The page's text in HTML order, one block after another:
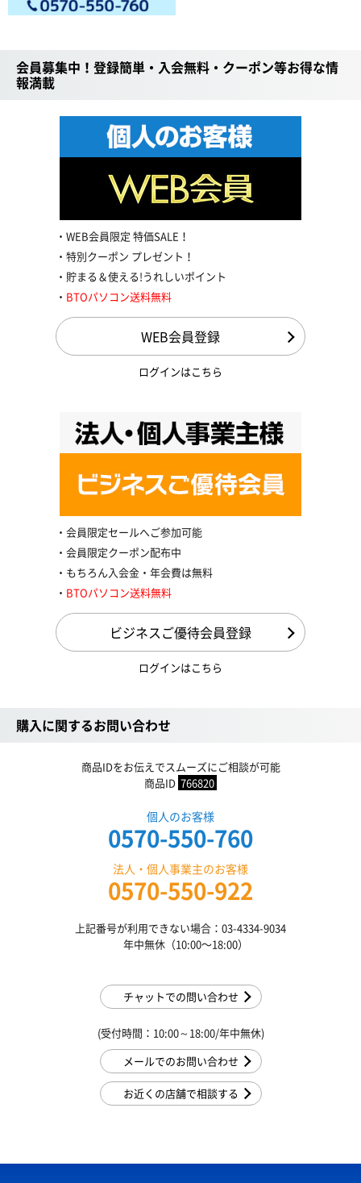
会員募集中！登録簡単・入会無料・クーポン等お得な情
報満載
WEB会員限定 特価SALE！
特別クーポン プレゼント！
貯まる＆使える!うれしいポイント
BTOパソコン送料無料
WEB会員登録
ログインはこちら
会員限定セールへご参加可能
会員限定クーポン配布中
もちろん入会金・年会費は無料
BTOパソコン送料無料
ビジネスご優待会員登録
ログインはこちら
購入に関するお問い合わせ
商品IDをお伝えでスムーズにご相談が可能
商品ID 766820
個人のお客様
0570-550-760
法人・個人事業主のお客様
0570-550-922
上記番号が利用できない場合：03-4334-9034
年中無休（10:00〜18:00）
チャットでの問い合わせ
(受付時間：10:00～18:00/年中無休)
メールでのお問い合わせ
お近くの店舗で相談する